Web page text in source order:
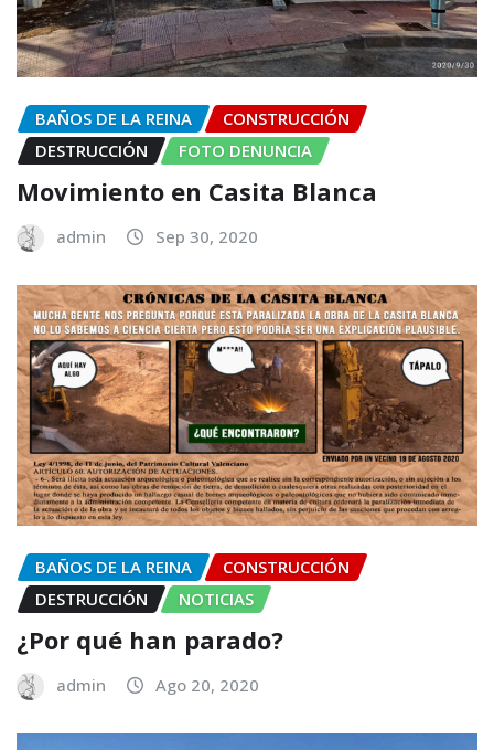
BAÑOS DE LA REINA
CONSTRUCCIÓN
DESTRUCCIÓN
FOTO DENUNCIA
Movimiento en Casita Blanca
admin Sep 30, 2020
BAÑOS DE LA REINA
CONSTRUCCIÓN
DESTRUCCIÓN
NOTICIAS
¿Por qué han parado?
admin Ago 20, 2020